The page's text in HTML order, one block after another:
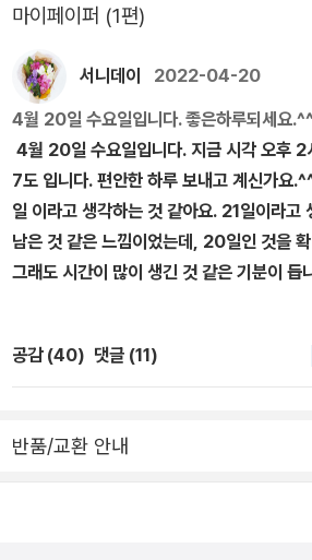
마이페이퍼 (1편)
서니데이 2022-04-20
4월 20일 수요일입니다. 좋은하루되세요.^^
4월 20일 수요일입니다. 지금 시각 오후
7도 입니다. 편안한 하루 보내고 계신가요
일 이라고 생각하는 것 같아요. 21일이라고
남은 것 같은 느낌이었는데, 20일인 것을
그래도 시간이 많이 생긴 것 같은 기분이 듭
기분을 느끼면 목요일 같은 그런 것들이 생
갑니다. 요즘엔 날짜가 가는 게 너무 빨라서
오전에 별 생각없이 시간이 지나가는 것을
하지만, 도대체 뭘 하는데 이렇게 계속 시간
계속 길어지고있어요. 그러니, 하루 시간이
공감 (40) 댓글 (11)
반품/교환 안내